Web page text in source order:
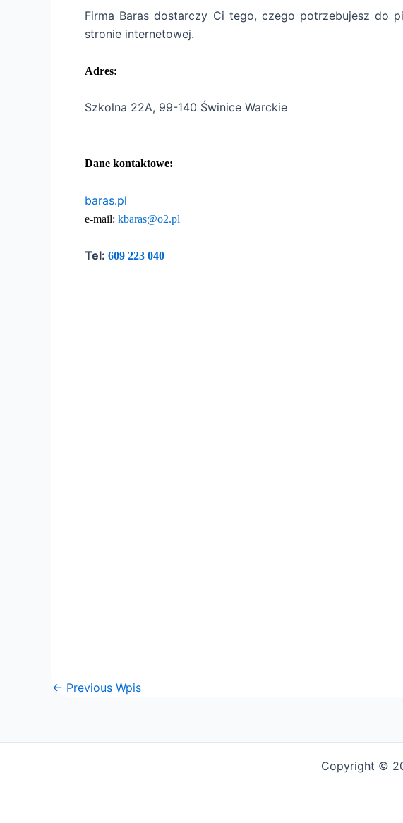
Firma Baras dostarczy Ci tego, czego potrzebujesz do
stronie internetowej.
Adres:
Szkolna 22A, 99-140 Świnice Warckie
Dane kontaktowe:
baras.pl
e-mail: kbaras@o2.pl
Tel: 609 223 040
← Previous Wpis
Copyright ©